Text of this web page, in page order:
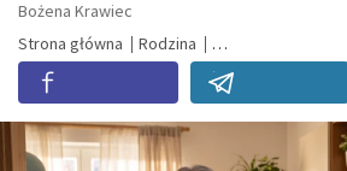
Bożena Krawiec
Strona główna
Rodzina